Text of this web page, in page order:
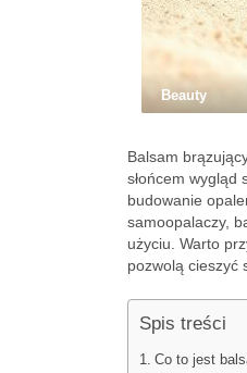
Beauty
Balsam
słońcem wygląd
budowanie
samoopalaczy,
użyciu. Warto
pozwolą cieszyć
Spis treści
Co to jest